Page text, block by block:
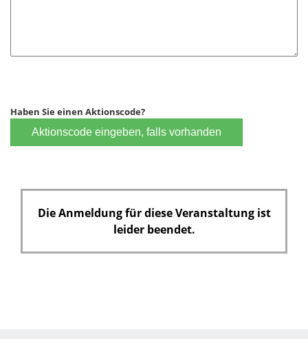
Haben Sie einen Aktionscode?
Aktionscode eingeben, falls vorhanden
Die Anmeldung für diese Veranstaltung ist
leider beendet.